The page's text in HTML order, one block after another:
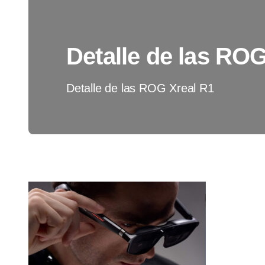
Detalle de las
Detalle de las ROG Xreal R1